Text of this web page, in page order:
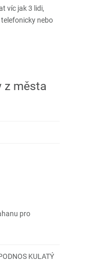
víc jak 3 lidi,
nebo
z města
pro
KULATÝ